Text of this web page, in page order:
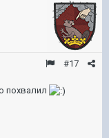
#17
похвалил